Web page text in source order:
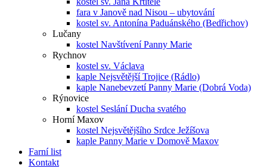
fara v Janově nad Nisou – ubytování
kostel sv. Antonína Paduánského (Bedřichov)
Lučany
kostel Navštívení Panny Marie
Rychnov
kostel sv. Václava
kaple Nejsvětější Trojice (Rádlo)
kaple Nanebevzetí Panny Marie (Dobrá Voda)
Rýnovice
kostel Seslání Ducha svatého
Horní Maxov
kostel Nejsvětějšího Srdce Ježíšova
kaple Panny Marie v Domově Maxov
Farní list
Kontakt